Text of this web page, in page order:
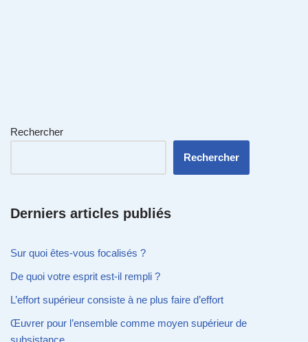
Rechercher
Rechercher
Derniers articles publiés
Sur quoi êtes-vous focalisés ?
De quoi votre esprit est-il rempli ?
L’effort supérieur consiste à ne plus faire d’effort
Œuvrer pour l’ensemble comme moyen supérieur de
subsistance